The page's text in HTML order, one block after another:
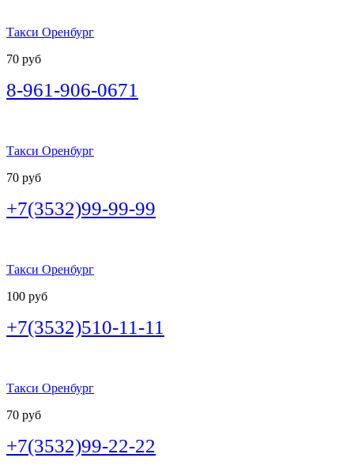
Такси Оренбург
70 руб
8-961-906-0671
Такси Оренбург
70 руб
+7(3532)99-99-99
Такси Оренбург
100 руб
+7(3532)510-11-11
Такси Оренбург
70 руб
+7(3532)99-22-22